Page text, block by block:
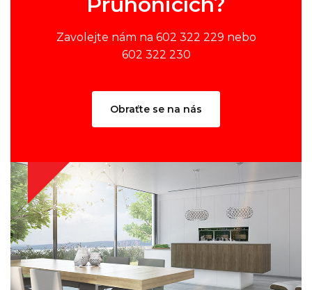
Zavolejte nám na 602 322 229 nebo
602 322 230
Obraťte se na nás